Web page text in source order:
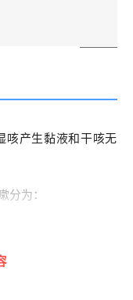
咳产生黏液和干咳无
分为：
后，仍持续存在